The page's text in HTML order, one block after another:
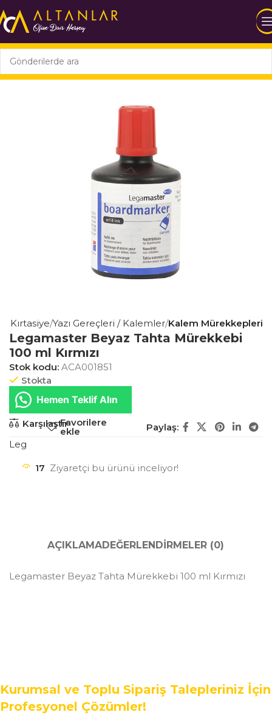
Kırtasiye Yazı Gereçleri / Kalemler Kalem Mürekkepleri
Legamaster Beyaz Tahta Mürekkebi
100 ml Kırmızı
Stok kodu: ACA001851
Stokta
Hemen Teklif Alın
KarşılaştırFavorilere
ekle
Paylaş:
Leg
17 Ziyaretçi bu ürünü inceliyor!
AÇIKLAMADEĞERLENDIRMELER (0)
Legamaster Beyaz Tahta Mürekkebi 100 ml Kırmızı
Kurumsal ve Toplu Sipariş Talepleriniz İçin
Profesyonel Çözümler!